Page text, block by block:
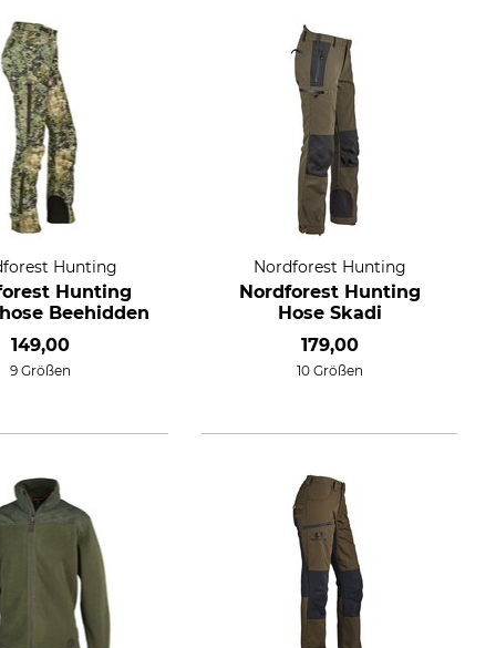
Hunting
Hunting
Beehidden
149,00
9 Größen
Nordforest Hunting
Nordforest Hunting
Hose Skadi
179,00
10 Größen